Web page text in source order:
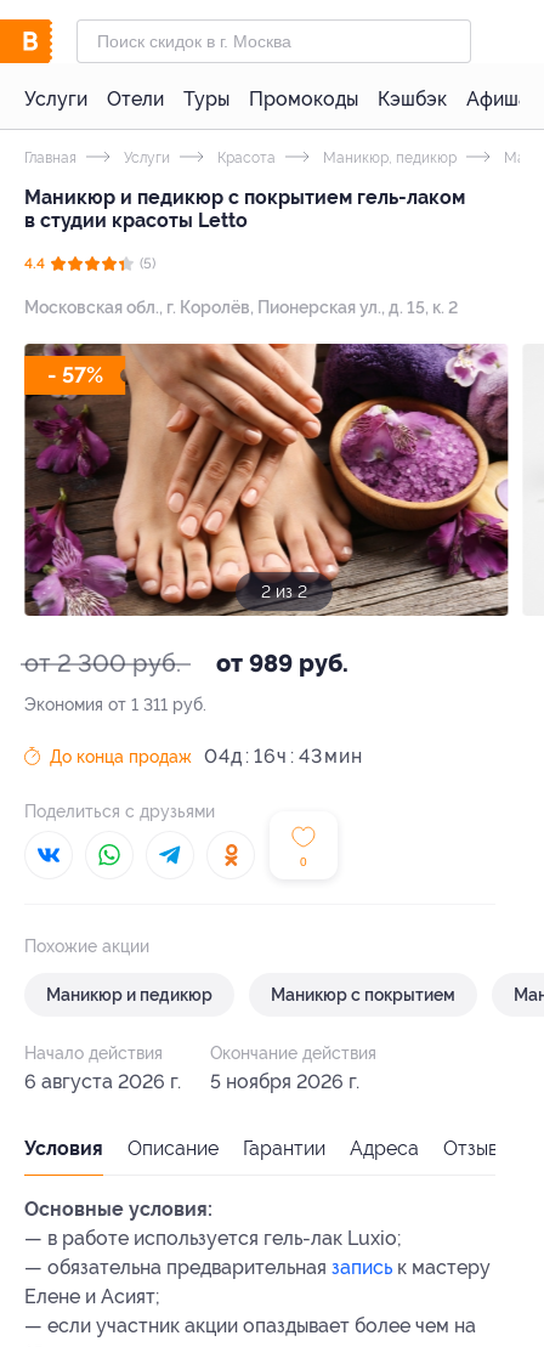
Услуги Отели Туры Промокоды Кэшбэк Афиша
Главная Услуги Красота Маникюр, педикюр
Маникюр и педикюр с покрытием гель-лаком
в студии красоты Letto
4.4 (5)
Московская обл., г. Королёв, Пионерская ул., д. 15, к. 2
- 57%
2 из 2
от 2 300 руб. от 989 руб.
Экономия от 1 311 руб.
0
До конца продаж 04д 16ч 43
Поделиться с друзьями
Похожие акции
Маникюр и педикюр Маникюр с покрытием
Начало действия
6 августа 2026 г.
Окончание действия
5 ноября 2026 г.
Условия Описание Гарантии Адреса Отзывы
Основные условия:
— в работе используется гель-лак Luxio;
— обязательна предварительная запись к мастеру
Елене и Асият;
— если участник акции опаздывает более чем на